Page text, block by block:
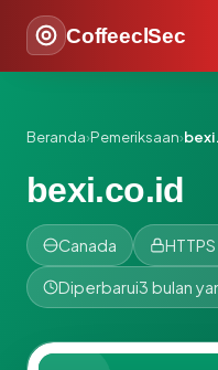
CoffeeclSec
Beranda›Pemeriksaan›
bexi.co.id
Canada
Diperbarui3 bulan